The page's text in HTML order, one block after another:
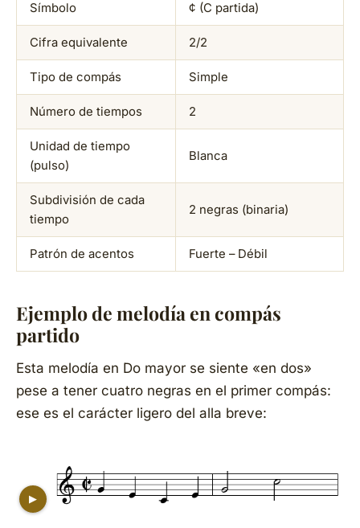
Símbolo ¢ (C partida)
Cifra equivalente 2/2
Tipo de compás Simple
Número de tiempos 2
Unidad de tiempo
(pulso)
Blanca
Subdivisión de cada
tiempo
2 negras (binaria)
Patrón de acentos Fuerte – Débil
Ejemplo de melodía en compás
partido
Esta melodía en Do mayor se siente «en dos»
pese a tener cuatro negras en el primer compás:
ese es el carácter ligero del alla breve:
▶